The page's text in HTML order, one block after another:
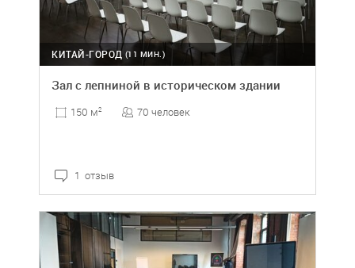
(11 МИН.)
КИТАЙ-ГОРОД
Зал с лепниной в историческом здании
150 м2 70 человек
1 отзыв